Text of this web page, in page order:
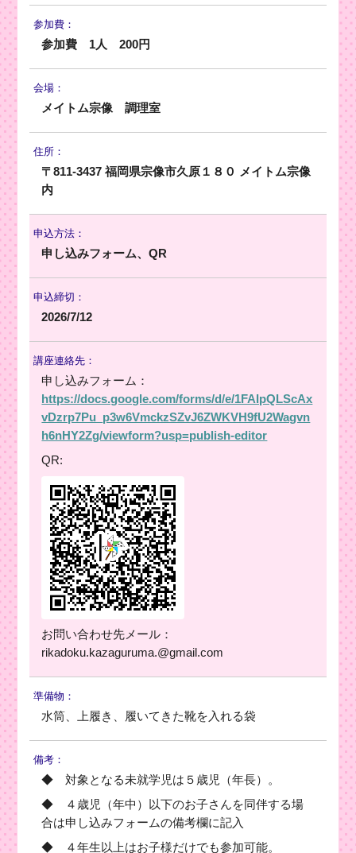
参加費：
参加費 1人 200円
会場：
メイトム宗像 調理室
住所：
〒811-3437 福岡県宗像市久原１８０ メイトム宗像
内
申込方法：
申し込みフォーム、QR
申込締切：
2026/7/12
講座連絡先：
申し込みフォーム：
https://docs.google.com/forms/d/e/1FAIpQLScAx
vDzrp7Pu_p3w6VmckzSZvJ6ZWKVH9fU2Wagvn
h6nHY2Zg/viewform?usp=publish-editor
QR:
お問い合わせ先メール：
rikadoku.kazaguruma.@gmail.com
準備物：
水筒、上履き、履いてきた靴を入れる袋
備考：
◆ 対象となる未就学児は５歳児（年長）。
◆ ４歳児（年中）以下のお子さんを同伴する場
合は申し込みフォームの備考欄に記入
◆ ４年生以上はお子様だけでも参加可能。